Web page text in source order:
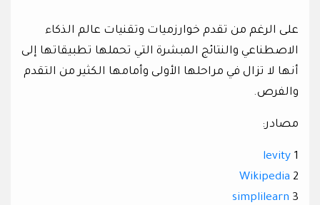
على الرغم من تقدم خوارزميات وتقنيات عالم الذكاء
الاصطناعي والنتائج المبشرة التي تحملها تطبيقاتها إلى
أنها لا تزال في مراحلها الأولى وأمامها الكثير من التقدم
والفرص.
مصادر:
1
levity
2
Wikipedia
3
simplilearn